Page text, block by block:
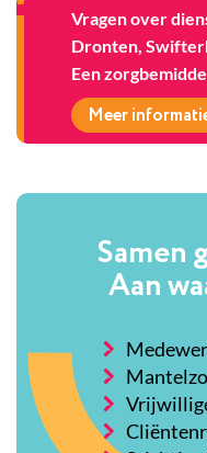
Vragen over
Dronten,
Een
Meer
Samen
Aan